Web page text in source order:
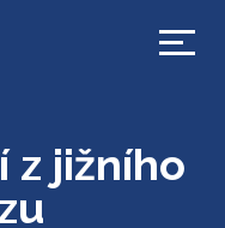
z jižního